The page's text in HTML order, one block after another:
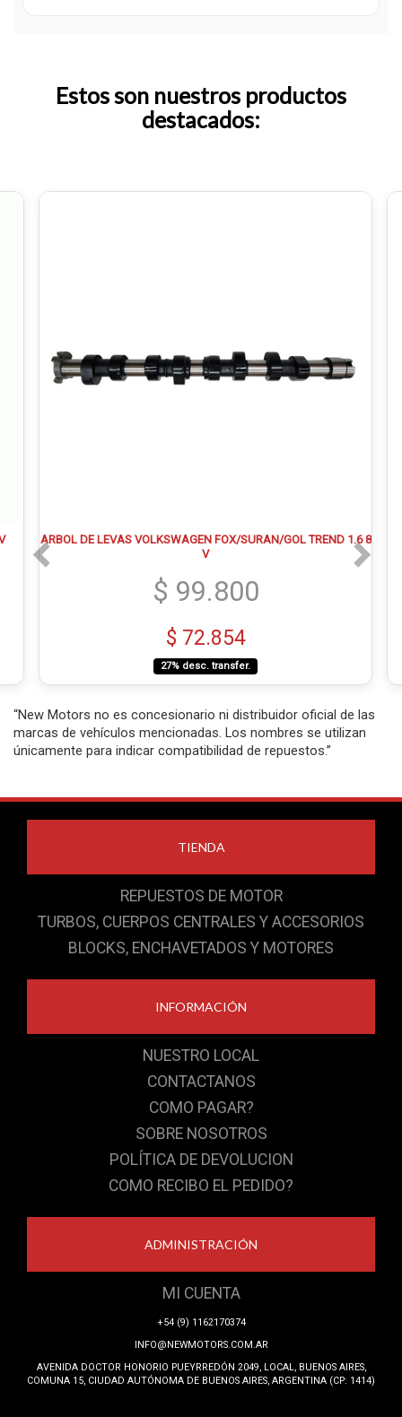
Estos son nuestros productos
destacados:
ARBOL DE LEVAS VOLKSWAGEN FOX/SURAN/GOL TREND 1.6 8
V
$ 99.800
$ 72.854
27% desc. transfer.
“New Motors no es concesionario ni distribuidor oficial de las
marcas de vehículos mencionadas. Los nombres se utilizan
únicamente para indicar compatibilidad de repuestos.”
TIENDA
REPUESTOS DE MOTOR
TURBOS, CUERPOS CENTRALES Y ACCESORIOS
BLOCKS, ENCHAVETADOS Y MOTORES
INFORMACIÓN
NUESTRO LOCAL
CONTACTANOS
COMO PAGAR?
SOBRE NOSOTROS
POLÍTICA DE DEVOLUCION
COMO RECIBO EL PEDIDO?
ADMINISTRACIÓN
MI CUENTA
+54 (9) 1162170374
INFO@NEWMOTORS.COM.AR
AVENIDA DOCTOR HONORIO PUEYRREDÓN 2049, LOCAL, BUENOS AIRES,
COMUNA 15, CIUDAD AUTÓNOMA DE BUENOS AIRES, ARGENTINA (CP: 1414)